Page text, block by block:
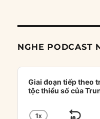
NGHE PODCAST
Audio
Player
Giai đoạn tiếp theo
tộc thiểu số của
1X